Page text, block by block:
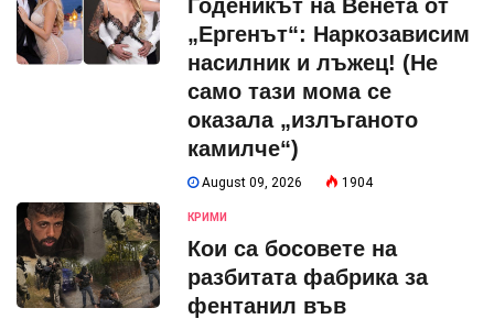
Годеникът на Венета от
„Ергенът“: Наркозависим
насилник и лъжец! (Не
само тази мома се
оказала „излъганото
камилче“)
August 09, 2026 1904
КРИМИ
Кои са босовете на
разбитата фабрика за
фентанил във